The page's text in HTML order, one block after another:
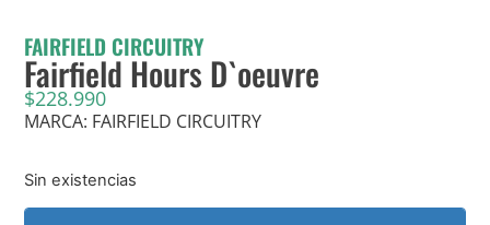
FAIRFIELD CIRCUITRY
Fairfield Hours D`oeuvre
$228.990
MARCA: FAIRFIELD CIRCUITRY
Sin existencias